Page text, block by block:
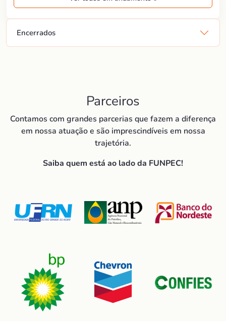
Encerrados
Parceiros
Contamos com grandes parcerias que fazem a diferença
em nossa atuação e são imprescindíveis em nossa
trajetória.
Saiba quem está ao lado da FUNPEC!